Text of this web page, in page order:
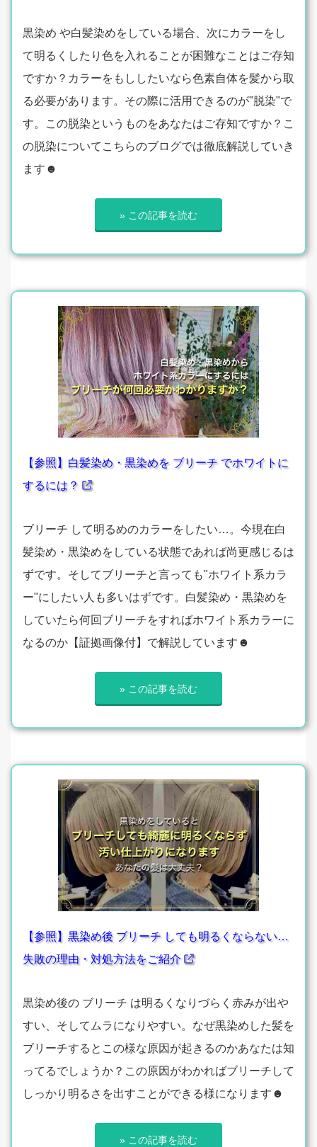
黒染め や白髪染めをしている場合、次にカラーをし
て明るくしたり色を入れることが困難なことはご存知
ですか？カラーをもししたいなら色素自体を髪から取
る必要があります。その際に活用できるのが"脱染"で
す。この脱染というものをあなたはご存知ですか？こ
の脱染についてこちらのブログでは徹底解説していき
ます☻
» この記事を読む
【参照】白髪染め・黒染めを ブリーチ でホワイトに
するには？
ブリーチ して明るめのカラーをしたい…。今現在白
髪染め・黒染めをしている状態であれば尚更感じるは
ずです。そしてブリーチと言っても"ホワイト系カラ
ー"にしたい人も多いはずです。白髪染め・黒染めを
していたら何回ブリーチをすればホワイト系カラーに
なるのか【証拠画像付】で解説しています☻
» この記事を読む
【参照】黒染め後 ブリーチ しても明るくならない…
失敗の理由・対処方法をご紹介
黒染め後の ブリーチ は明るくなりづらく赤みが出や
すい、そしてムラになりやすい。なぜ黒染めした髪を
ブリーチするとこの様な原因が起きるのかあなたは知
ってるでしょうか？この原因がわかればブリーチして
しっかり明るさを出すことができる様になります☻
» この記事を読む